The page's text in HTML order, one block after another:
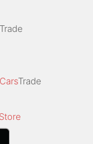
CarsTrade